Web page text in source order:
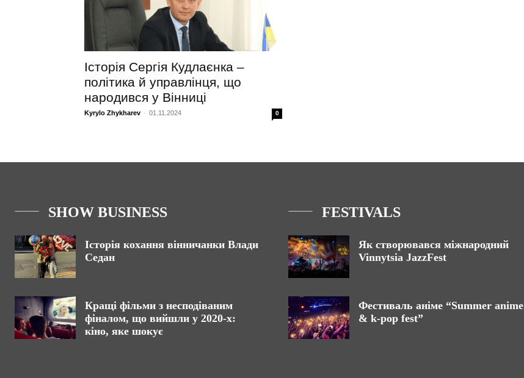
Історія Сергія Кудлаєнка –
політика й управлінця, що
народився у Вінниці
Kyrylo Zhykharev - 01.11.2024 0
SHOW BUSINESS
Історія кохання вінничанки Влади
Седан
Кращі фільми з несподіваним
фіналом, що вийшли у 2020-х:
кіно, яке шокує
FESTIVALS
Як створювався міжнародний
Vinnytsia JazzFest
Фестиваль аніме “Summer anime
& k-pop fest”